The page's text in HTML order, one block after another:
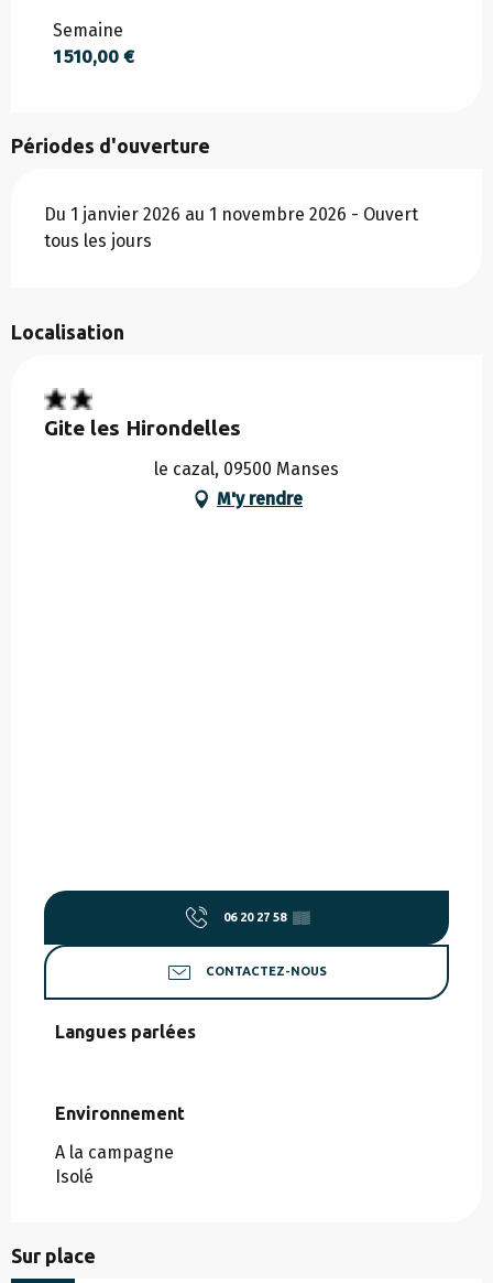
1 JANVIER 2026
Semaine
1 510,00 €
Périodes d'ouverture
Du 1 janvier 2026 au 1 novembre 2026 - Ouvert
tous les jours
Localisation
Gite les Hirondelles
le cazal, 09500 Manses
M'y rendre
06 20 27 58 ▒▒
CONTACTEZ-NOUS
Langues parlées
Langues parlées
Environnement
Environnement
A la campagne
Isolé
Sur place
540€